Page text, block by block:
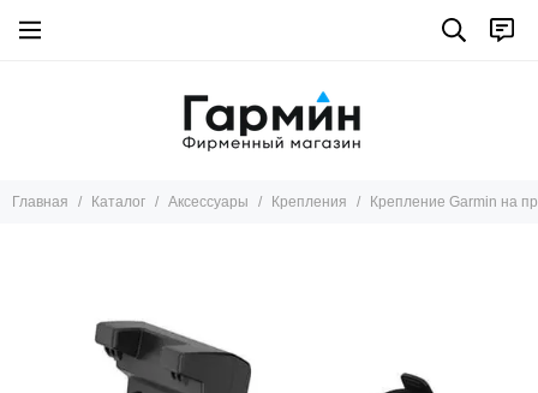
Главная Каталог Аксессуары Крепления Крепление Garmin на